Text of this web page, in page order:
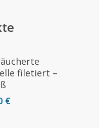
Weiterlesen
filetiert –
€